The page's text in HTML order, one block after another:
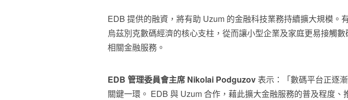
EDB 提供的融資，將有助 Uzum 的金融科技業務持續擴大規模。
烏茲別克數碼經濟的核心支柱，從而讓小型企業及家庭更易接觸
相關金融服務。
EDB 管理委員會主席 Nikolai Podguzov表示：「數碼平台正逐
關鍵一環。 EDB 與 Uzum 合作，藉此擴大金融服務的普及程度、